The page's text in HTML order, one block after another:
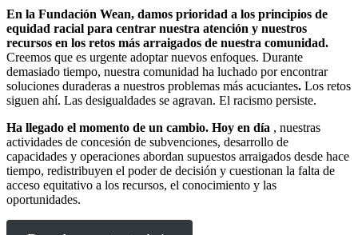
En la Fundación Wean, damos prioridad a los principios de
equidad racial para centrar nuestra atención y nuestros
recursos en los retos más arraigados de nuestra comunidad.
Creemos que es urgente adoptar nuevos enfoques. Durante
demasiado tiempo, nuestra comunidad ha luchado por encontrar
soluciones duraderas a nuestros problemas más acuciantes. Los retos
siguen ahí. Las desigualdades se agravan. El racismo persiste.
Ha llegado el momento de un cambio. Hoy en día , nuestras
actividades de concesión de subvenciones, desarrollo de
capacidades y operaciones abordan supuestos arraigados desde hace
tiempo, redistribuyen el poder de decisión y cuestionan la falta de
acceso equitativo a los recursos, el conocimiento y las
oportunidades.